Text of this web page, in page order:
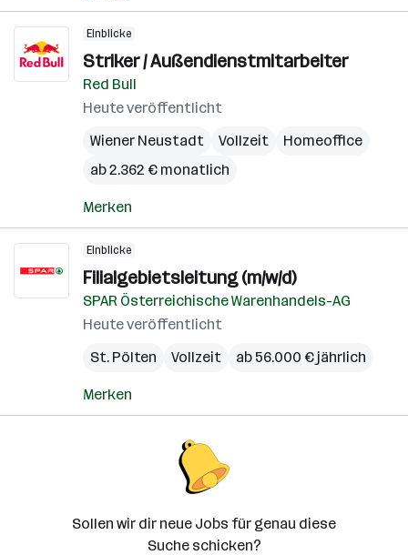
Einblicke
Striker / Außendienstmitarbeiter
Red Bull
Heute veröffentlicht
Wiener Neustadt
Vollzeit
Homeoffice
ab 2.362 € monatlich
Merken
Einblicke
Filialgebietsleitung (m/w/d)
SPAR Österreichische Warenhandels-AG
Heute veröffentlicht
St. Pölten
Vollzeit ab 56.000 € jährlich
Merken
Sollen wir dir neue Jobs für genau diese
Suche schicken?